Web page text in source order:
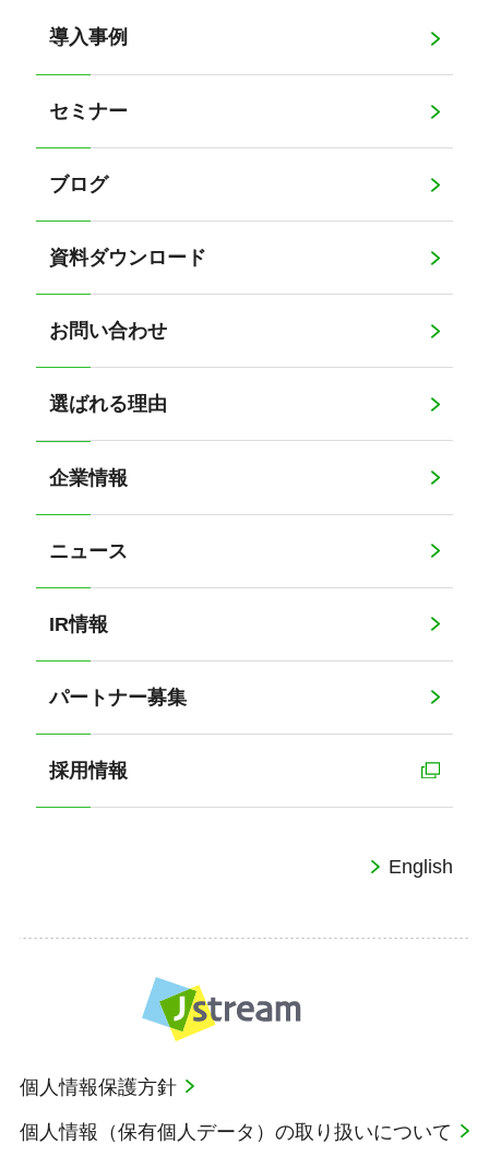
導入事例
セミナー
ブログ
資料ダウンロード
お問い合わせ
選ばれる理由
企業情報
ニュース
IR情報
パートナー募集
採用情報
English
個人情報保護方針
個人情報（保有個人データ）の取り扱いについて